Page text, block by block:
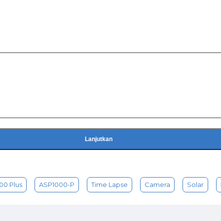
Lanjutkan
Plus ASP1000-P Time Lapse Camera Solar